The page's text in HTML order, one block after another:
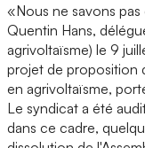
«Nous ne savons
Quentin Hans,
agrivoltaïsme) le 9
projet de proposition
en agrivoltaïsme,
Le syndicat a été
dans ce cadre,